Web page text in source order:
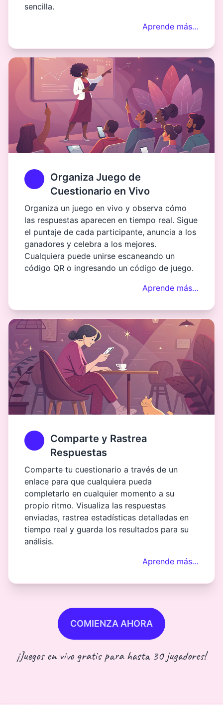
sencilla.
Aprende más…
Organiza Juego de
Cuestionario en Vivo
Organiza un juego en vivo y observa cómo
las respuestas aparecen en tiempo real. Sigue
el puntaje de cada participante, anuncia a los
ganadores y celebra a los mejores.
Cualquiera puede unirse escaneando un
código QR o ingresando un código de juego.
Aprende más…
Comparte y Rastrea
Respuestas
Comparte tu cuestionario a través de un
enlace para que cualquiera pueda
completarlo en cualquier momento a su
propio ritmo. Visualiza las respuestas
enviadas, rastrea estadísticas detalladas en
tiempo real y guarda los resultados para su
análisis.
Aprende más…
COMIENZA AHORA
¡Juegos en vivo gratis para hasta 30 jugadores!